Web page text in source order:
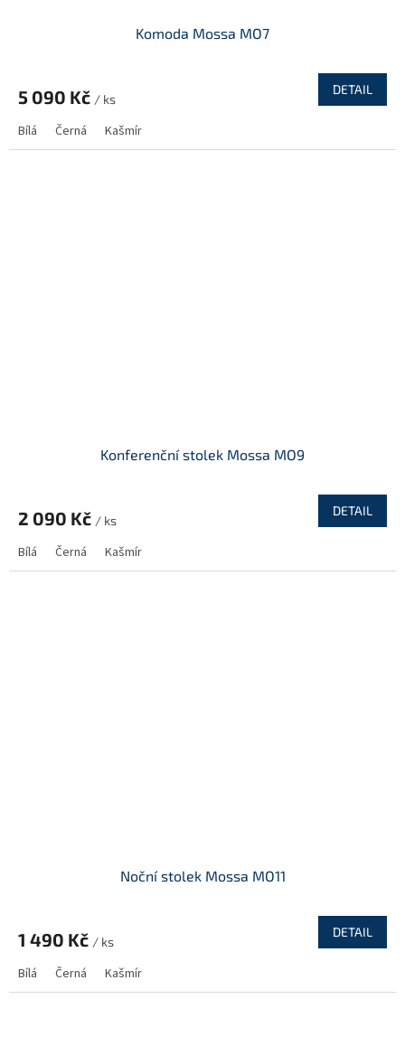
Komoda Mossa MO7
5 090 Kč / ks
DETAIL
Bílá Černá Kašmír
Konferenční stolek Mossa MO9
2 090 Kč / ks
DETAIL
Bílá Černá Kašmír
Noční stolek Mossa MO11
1 490 Kč / ks
DETAIL
Bílá Černá Kašmír